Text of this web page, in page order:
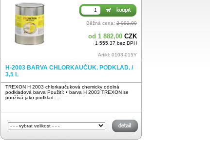
H-2003 BARVA CHLORKAUČUK. PODKLAD. /
3,5 L
Běžná cena: 2 092,00
od 1 882,00 CZK
1 555,37 bez DPH
Artikl: 0103-015Y
TREXON H 2003 chlorkaučuková chemicky odolná
podkladová barva Použití: • barva H 2003 TREXON se
používá jako podklad ...